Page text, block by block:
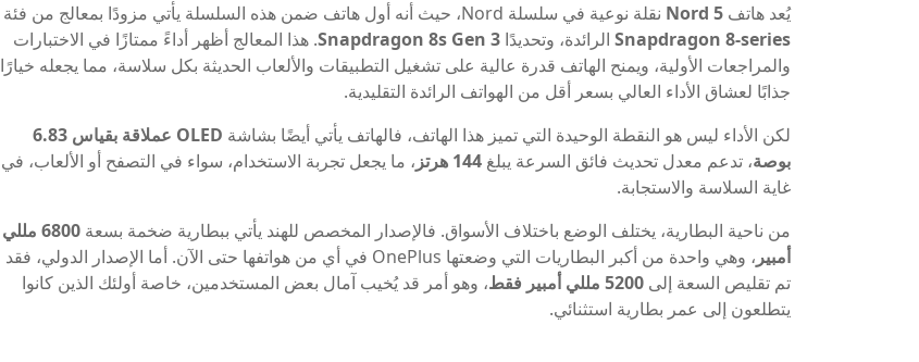
يُعد هاتف Nord 5 نقلة نوعية في سلسلة Nord، حيث أنه أول هاتف ضمن هذه السلسلة يأتي مزودًا بمعالج من فئة
Snapdragon 8-series الرائدة، وتحديدًا Snapdragon 8s Gen 3. هذا المعالج أظهر أداءً ممتازًا في الاختبارات
والمراجعات الأولية، ويمنح الهاتف قدرة عالية على تشغيل التطبيقات والألعاب الحديثة بكل سلاسة، مما يجعله خيارًا
جذابًا لعشاق الأداء العالي بسعر أقل من الهواتف الرائدة التقليدية.
لكن الأداء ليس هو النقطة الوحيدة التي تميز هذا الهاتف، فالهاتف يأتي أيضًا بشاشة
OLED عملاقة بقياس 6.83
بوصة، تدعم معدل تحديث فائق السرعة يبلغ 144 هرتز
، ما يجعل تجربة الاستخدام، سواء في التصفح أو الألعاب، في
غاية السلاسة والاستجابة.
من ناحية البطارية، يختلف الوضع باختلاف الأسواق. فالإصدار المخصص للهند يأتي ببطارية ضخمة بسعة
6800 مللي
أمبير
، وهي واحدة من أكبر البطاريات التي وضعتها OnePlus في أي من هواتفها حتى الآن. أما الإصدار الدولي، فقد
تم تقليص السعة إلى 5200 مللي أمبير فقط
، وهو أمر قد يُخيب آمال بعض المستخدمين، خاصة أولئك الذين كانوا
يتطلعون إلى عمر بطارية استثنائي.